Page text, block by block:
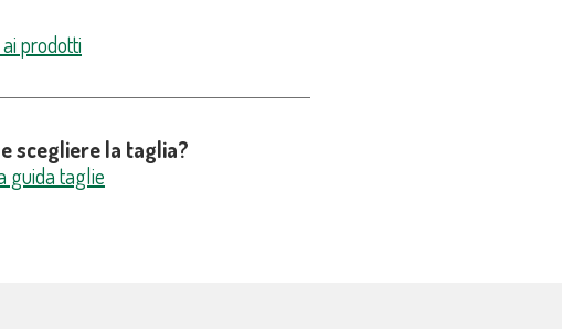
prodotti
scegliere la taglia?
guida taglie